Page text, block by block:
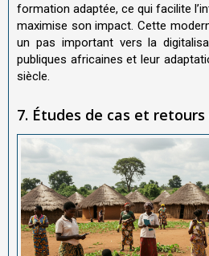
formation adaptée, ce qui facilite
maximise son impact. Cette
un pas important vers la
publiques africaines et leur
siècle.
7. Études de cas et retours